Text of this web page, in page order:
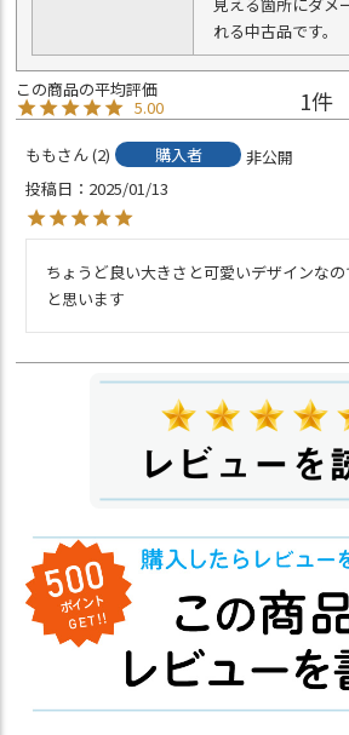
れる中古品です。
5.00 1
もも 2 購入者
非公開
投稿日
2025/01/13
ちょうど良い大きさと可愛いデザインな
と思います